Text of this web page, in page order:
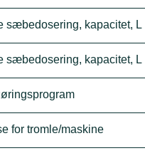
sæbedosering, kapacitet, L
sæbedosering, kapacitet, L
for tromle/maskine